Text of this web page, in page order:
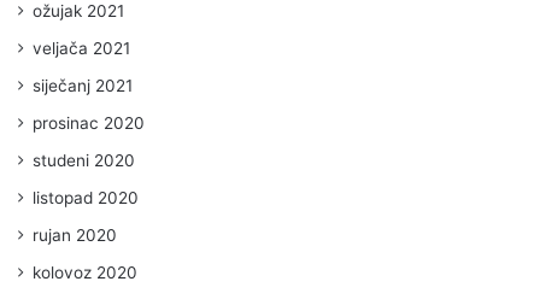
ožujak 2021
veljača 2021
siječanj 2021
prosinac 2020
studeni 2020
listopad 2020
rujan 2020
kolovoz 2020